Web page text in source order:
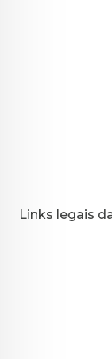
Links legais